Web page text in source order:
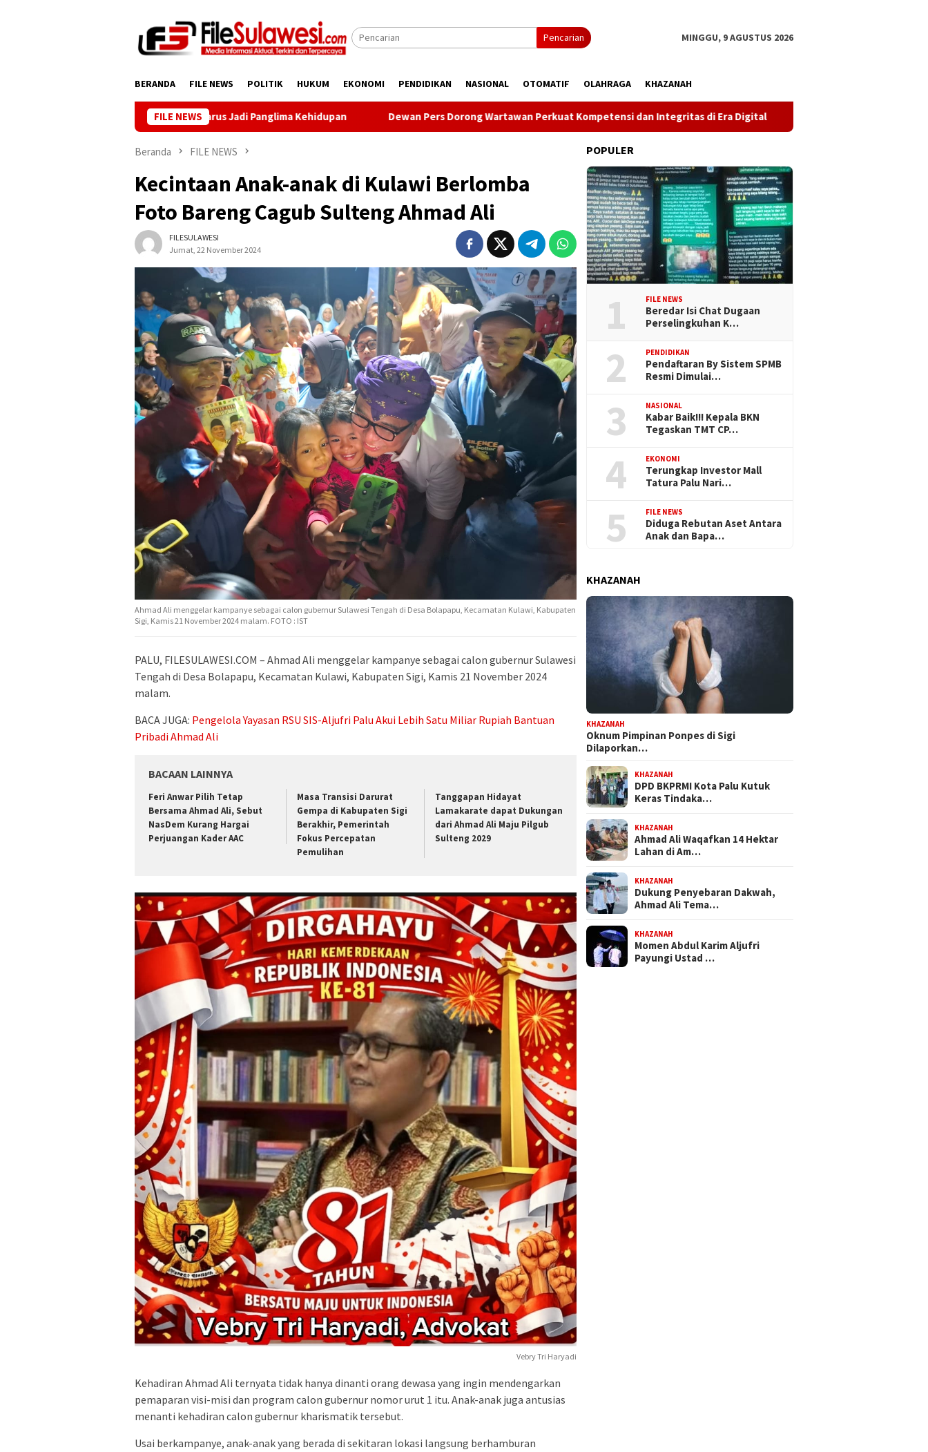
Pencarian MINGGU, 9 AGUSTUS 2026
BERANDA FILE NEWS POLITIK HUKUM EKONOMI PENDIDIKAN NASIONAL OTOMATIF OLAHRAGA KHAZANAH
FILE NEWS
Sulteng: Ilmu Harus Jadi Panglima Kehidupan Dewan Pers Dorong Wartawan Perkuat Kompetensi dan Integritas di Era Digital Wakil Gubernur Reny: Cegah Stunting
Beranda FILE NEWS
Kecintaan Anak-anak di Kulawi Berlomba
Foto Bareng Cagub Sulteng Ahmad Ali
FILESULAWESI
Jumat, 22 November 2024
Ahmad Ali menggelar kampanye sebagai calon gubernur Sulawesi Tengah di Desa Bolapapu, Kecamatan Kulawi, Kabupaten
Sigi, Kamis 21 November 2024 malam. FOTO : IST
PALU, FILESULAWESI.COM – Ahmad Ali menggelar kampanye sebagai calon gubernur Sulawesi
Tengah di Desa Bolapapu, Kecamatan Kulawi, Kabupaten Sigi, Kamis 21 November 2024
malam.
BACA JUGA: Pengelola Yayasan RSU SIS-Aljufri Palu Akui Lebih Satu Miliar Rupiah Bantuan
Pribadi Ahmad Ali
BACAAN LAINNYA
Feri Anwar Pilih Tetap
Bersama Ahmad Ali, Sebut
NasDem Kurang Hargai
Perjuangan Kader AAC
Masa Transisi Darurat
Gempa di Kabupaten Sigi
Berakhir, Pemerintah
Fokus Percepatan
Pemulihan
Tanggapan Hidayat
Lamakarate dapat Dukungan
dari Ahmad Ali Maju Pilgub
Sulteng 2029
Vebry Tri Haryadi
Kehadiran Ahmad Ali ternyata tidak hanya dinanti orang dewasa yang ingin mendengarkan
pemaparan visi-misi dan program calon gubernur nomor urut 1 itu. Anak-anak juga antusias
menanti kehadiran calon gubernur kharismatik tersebut.
Usai berkampanye, anak-anak yang berada di sekitaran lokasi langsung berhamburan
POPULER
1 FILE NEWS
Beredar Isi Chat Dugaan
Perselingkuhan K…
2 PENDIDIKAN
Pendaftaran By Sistem SPMB
Resmi Dimulai…
3 NASIONAL
Kabar Baik!!! Kepala BKN
Tegaskan TMT CP…
4 EKONOMI
Terungkap Investor Mall
Tatura Palu Nari…
5 FILE NEWS
Diduga Rebutan Aset Antara
Anak dan Bapa…
KHAZANAH
KHAZANAH
Oknum Pimpinan Ponpes di Sigi
Dilaporkan…
KHAZANAH
DPD BKPRMI Kota Palu Kutuk
Keras Tindaka…
KHAZANAH
Ahmad Ali Waqafkan 14 Hektar
Lahan di Am…
KHAZANAH
Dukung Penyebaran Dakwah,
Ahmad Ali Tema…
KHAZANAH
Momen Abdul Karim Aljufri
Payungi Ustad …